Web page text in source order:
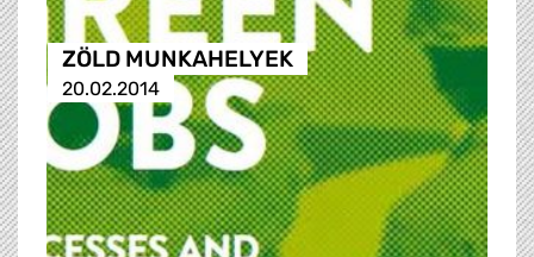
ZÖLD MUNKAHELYEK
20.02.2014